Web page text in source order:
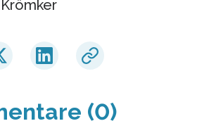
(0)